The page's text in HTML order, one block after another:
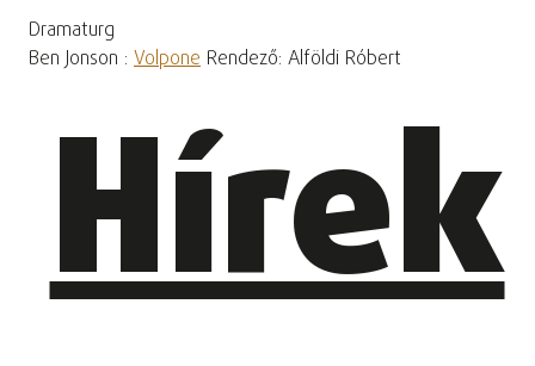
Dramaturg
Ben Jonson : Volpone Rendező: Alföldi Róbert
Hírek